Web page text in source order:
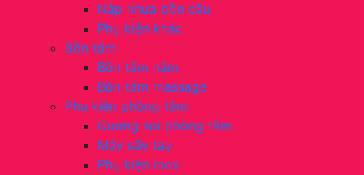
Nắp nhựa bồn cầu
Phụ kiện khác
Bồn tắm
Bồn tắm nằm
Bồn tắm massage
Phụ kiện phòng tắm
Gương soi phòng tắm
Máy sấy tay
Phụ kiện inox